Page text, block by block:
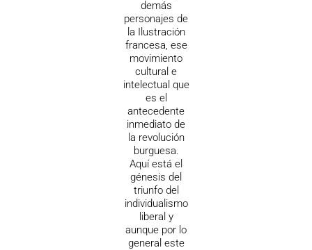
demás
personajes de
la Ilustración
francesa, ese
movimiento
cultural e
intelectual que
es el
antecedente
inmediato de
la revolución
burguesa.
Aquí está el
génesis del
triunfo del
individualismo
liberal y
aunque por lo
general este